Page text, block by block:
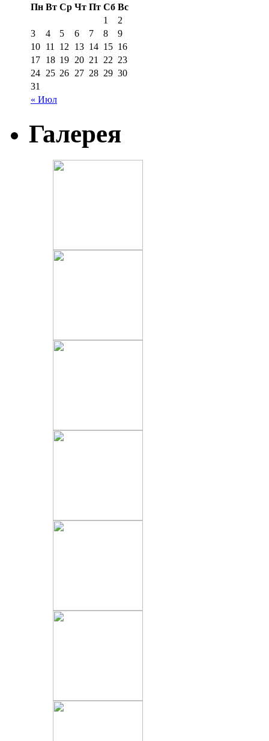
Пн Вт Ср Чт Пт Сб Вс
« Июл
1
2
3
4 5 6 7 8
9
10 11 12 13 14 15 16
17 18 19 20 21 22 23
24 25 26 27 28 29 30
31
Галерея